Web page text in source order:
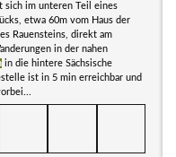
sich im unteren Teil eines
etwa 60m vom Haus der
Rauensteins, direkt am
in der nahen
in die hintere Sächsische
ist in 5 min erreichbar und